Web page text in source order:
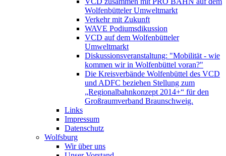
Wolfenbütteler Umweltmarkt
Verkehr mit Zukunft
WAVE Podiumsdikussion
VCD auf dem Wolfenbütteler
Umweltmarkt
Diskussionsveranstaltung: "Mobilität - wie
kommen wir in Wolfenbüttel voran?"
Die Kreisverbände Wolfenbüttel des VCD
und ADFC beziehen Stellung zum
„Regionalbahnkonzept 2014+“ für den
Großraumverband Braunschweig.
Links
Impressum
Datenschutz
Wolfsburg
Wir über uns